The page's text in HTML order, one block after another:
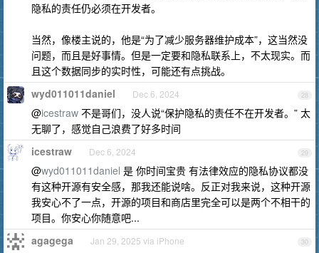
隐私的责任仍必须在开发者。
当然，像楼主说的，他是“为了减少服务器维护成本”，这当然没
问题，而且是好事情。但是一定要和隐私联系上，不太现实。而
且这个数据同步的实时性，可能还有点挑战。
28
wyd011011daniel Dec 6, 2024
@icestraw 不是哥们，没人说“保护隐私的责任不在开发者。” 太
无聊了，感觉自己浪费了好多时间
29
icestraw Dec 6, 2024
@wyd011011daniel 是 你时间宝贵 有法律效应的隐私协议都没
有这种开源有安全感，那我还能说啥。反正对我来说，这种开源
我安心不了一点，开源的项目和商店里完全可以是两个不相干的
项目。你安心你随意吧...
30
agagega Jan 29, 2025 via iPhone